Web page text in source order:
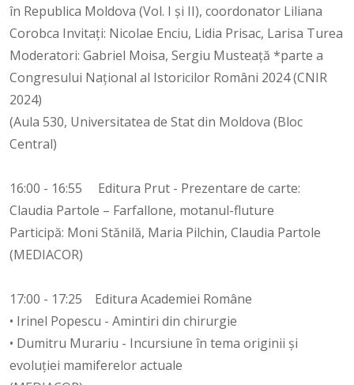
în Republica Moldova (Vol. I și II), coordonator Liliana
Corobca Invitați: Nicolae Enciu, Lidia Prisac, Larisa Turea
Moderatori: Gabriel Moisa, Sergiu Musteață *parte a
Congresului Național al Istoricilor Români 2024 (CNIR
2024)
(Aula 530, Universitatea de Stat din Moldova (Bloc
Central)
16:00 - 16:55 Editura Prut - Prezentare de carte:
Claudia Partole – Farfallone, motanul-fluture
Participă: Moni Stănilă, Maria Pilchin, Claudia Partole
(MEDIACOR)
17:00 - 17:25 Editura Academiei Române
• Irinel Popescu - Amintiri din chirurgie
• Dumitru Murariu - Incursiune în tema originii și
evoluției mamiferelor actuale